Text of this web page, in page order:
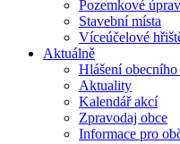
Pozemkové
Stavební místa
Víceúčelové
Aktuálně
Hlášení obecního
Aktuality
Kalendář akcí
Zpravodaj obce
Informace pro